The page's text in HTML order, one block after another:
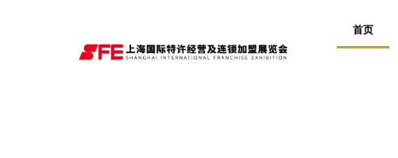
首页